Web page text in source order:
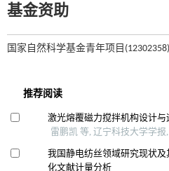
基金资助
国家自然科学基金青年项目